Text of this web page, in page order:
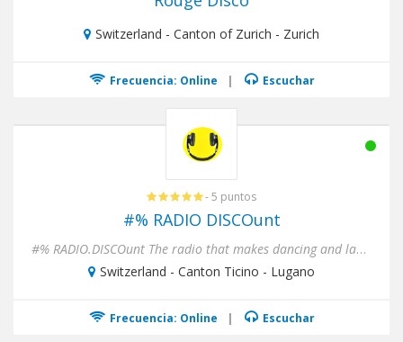
Switzerland - Canton of Zurich - Zurich
Frecuencia: Online | Escuchar
- 5 puntos
#% RADIO DISCOunt
#% RADIO.DISCOunt The radio that makes dancing and laughing, in Italian language all over the world www.radio.discoun...
Switzerland - Canton Ticino - Lugano
Frecuencia: Online | Escuchar